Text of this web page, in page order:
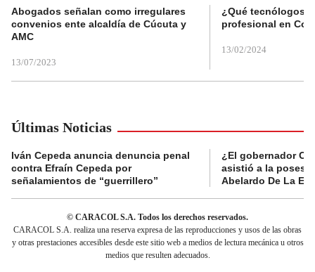
Abogados señalan como irregulares
convenios ente alcaldía de Cúcuta y
AMC
13/07/2023
¿Qué tecnólogos
profesional en
13/02/2024
Últimas Noticias
Iván Cepeda anuncia denuncia penal
contra Efraín Cepeda por
señalamientos de “guerrillero”
¿El gobernador
asistió a la
Abelardo De La
© CARACOL S.A. Todos los derechos reservados.
CARACOL S.A. realiza una reserva expresa de las reproducciones y usos de las obras
y otras prestaciones accesibles desde este sitio web a medios de lectura mecánica u otros
medios que resulten adecuados.